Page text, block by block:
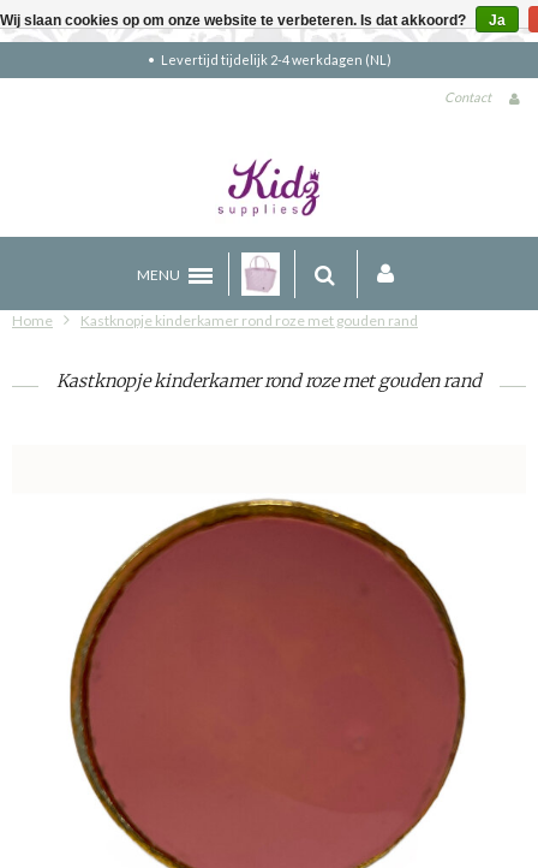
Gratis verzending boven €90 (NL)
Contact
MENU
Home Kastknopje kinderkamer rond roze met gouden rand
Kastknopje kinderkamer rond roze met gouden rand
Wij slaan cookies op om onze website te verbeteren. Is dat akkoord? Ja